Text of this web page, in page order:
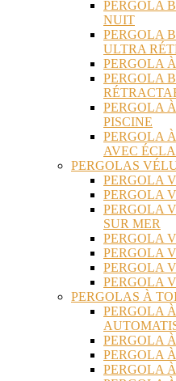
PERGOLA
NUIT
PERGOLA
ULTRA
PERGOLA
PERGOLA
PERGOLA
PISCINE
PERGOLA
AVEC
PERGOLAS
PERGOLA
PERGOLA
PERGOLA
SUR MER
PERGOLA
PERGOLA
PERGOLA
PERGOLA
PERGOLAS À
PERGOLA
PERGOLA
PERGOLA
PERGOLA